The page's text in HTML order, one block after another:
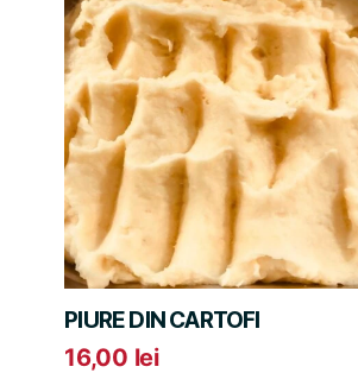
PIURE DIN CARTOFI
16,00 lei